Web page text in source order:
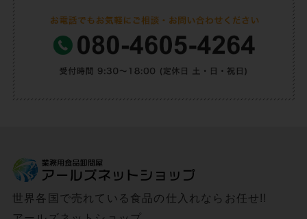
世界各国で売れている食品の仕入れならお任せ!!